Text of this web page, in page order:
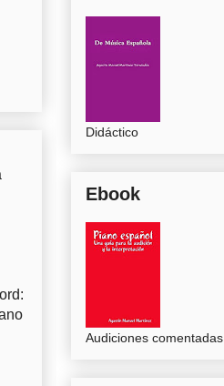
Didáctico
Ebook
Audiciones comentadas